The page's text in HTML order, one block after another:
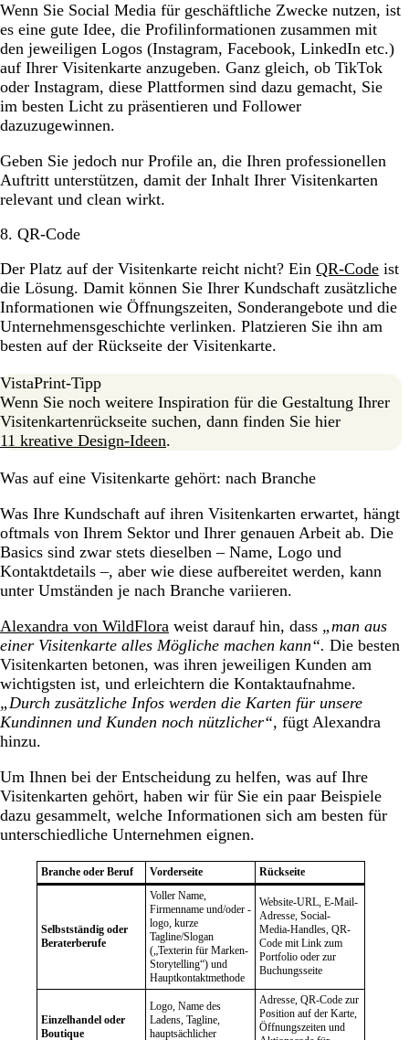
Wenn Sie Social Media für geschäftliche Zwecke nutzen, ist
es eine gute Idee, die Profilinformationen zusammen mit
den jeweiligen Logos (Instagram, Facebook, LinkedIn etc.)
auf Ihrer Visitenkarte anzugeben. Ganz gleich, ob TikTok
oder Instagram, diese Plattformen sind dazu gemacht, Sie
im besten Licht zu präsentieren und Follower
dazuzugewinnen.
Geben Sie jedoch nur Profile an, die Ihren professionellen
Auftritt unterstützen, damit der Inhalt Ihrer Visitenkarten
relevant und clean wirkt.
8. QR-Code
Der Platz auf der Visitenkarte reicht nicht? Ein QR-Code ist
die Lösung. Damit können Sie Ihrer Kundschaft zusätzliche
Informationen wie Öffnungszeiten, Sonderangebote und die
Unternehmensgeschichte verlinken. Platzieren Sie ihn am
besten auf der Rückseite der Visitenkarte.
VistaPrint-Tipp
Wenn Sie noch weitere Inspiration für die Gestaltung Ihrer
Visitenkartenrückseite suchen, dann finden Sie hier
11 kreative Design-Ideen.
Was auf eine Visitenkarte gehört: nach Branche
Was Ihre Kundschaft auf ihren Visitenkarten erwartet, hängt
oftmals von Ihrem Sektor und Ihrer genauen Arbeit ab. Die
Basics sind zwar stets dieselben – Name, Logo und
Kontaktdetails –, aber wie diese aufbereitet werden, kann
unter Umständen je nach Branche variieren.
Alexandra von WildFlora weist darauf hin, dass „man aus
einer Visitenkarte alles Mögliche machen kann“. Die besten
Visitenkarten betonen, was ihren jeweiligen Kunden am
wichtigsten ist, und erleichtern die Kontaktaufnahme.
„Durch zusätzliche Infos werden die Karten für unsere
Kundinnen und Kunden noch nützlicher“, fügt Alexandra
hinzu.
Um Ihnen bei der Entscheidung zu helfen, was auf Ihre
Visitenkarten gehört, haben wir für Sie ein paar Beispiele
dazu gesammelt, welche Informationen sich am besten für
unterschiedliche Unternehmen eignen.
Branche oder Beruf Vorderseite Rückseite
Selbstständig oder
Beraterberufe
Voller Name,
Firmenname und/oder -
logo, kurze
Tagline/Slogan
(„Texterin für Marken-
Storytelling“) und
Hauptkontaktmethode
Website-URL, E-Mail-
Adresse, Social-
Media-Handles, QR-
Code mit Link zum
Portfolio oder zur
Buchungsseite
Einzelhandel oder
Boutique
Logo, Name des
Ladens, Tagline,
hauptsächlicher
Adresse, QR-Code zur
Position auf der Karte,
Öffnungszeiten und